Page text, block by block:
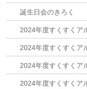
誕生日会のきろく
2024年度すくすくア
2024年度すくすくア
2024年度すくすくア
2024年度すくすくア